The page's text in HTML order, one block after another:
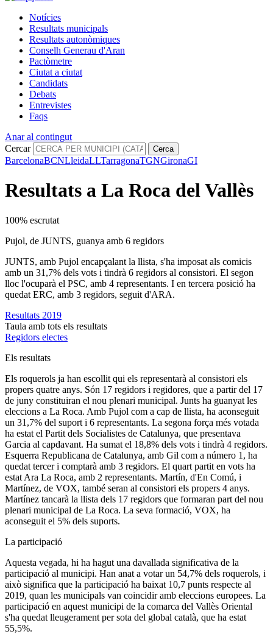
Notícies
Resultats municipals
Resultats autonòmiques
Conselh Generau d'Aran
Pactòmetre
Ciutat a ciutat
Candidats
Debats
Entrevistes
Faqs
Anar al contingut
Cercar
Cerca
BarcelonaBCNLleidaLLTarragonaTGNGironaGI
Resultats a La Roca del Vallès
100% escrutat
Pujol, de JUNTS, guanya amb 6 regidors
JUNTS, amb Pujol encapçalant la llista, s'ha imposat als comicis
amb un 31,7% dels vots i tindrà 6 regidors al consistori. El segon
lloc l'ocuparà el PSC, amb 4 representants. I en tercera posició ha
quedat ERC, amb 3 regidors, seguit d'ARA.
Resultats 2019
Taula amb tots els resultats
Regidors electes
Els resultats
Els roquerols ja han escollit qui els representarà al consistori els
propers quatre anys. Són 17 regidors i regidores, que a partir del 17
de juny constituiran el nou plenari municipal. Junts ha guanyat les
eleccions a La Roca. Amb Pujol com a cap de llista, ha aconseguit
un 31,7% del suport i 6 representants. La segona força més votada
ha estat el Partit dels Socialistes de Catalunya, que presentava
Garcia al capdavant. Ha sumat el 18,8% dels vots i tindrà 4 regidors.
Esquerra Republicana de Catalunya, amb Gil com a número 1, ha
quedat tercer i comptarà amb 3 regidors. El quart partit en vots ha
estat Ara La Roca, amb 2 representants. Martín, d'En Comú, i
Martínez, de VOX, també seran al consistori els propers 4 anys.
Martínez tancarà la llista dels 17 regidors que formaran part del nou
plenari municipal de La Roca. La seva formació, VOX, ha
aconseguit el 5% dels suports.
La participació
Aquesta vegada, hi ha hagut una davallada significativa de la
participació al municipi. Han anat a votar un 54,7% dels roquerols, i
això significa que la participació ha baixat 10,7 punts respecte al
2019, quan les municipals van coincidir amb eleccions europees. La
participació en aquest municipi de la comarca del Vallès Oriental
s'ha quedat lleugerament per sota del global català, que ha estat
55,5%.